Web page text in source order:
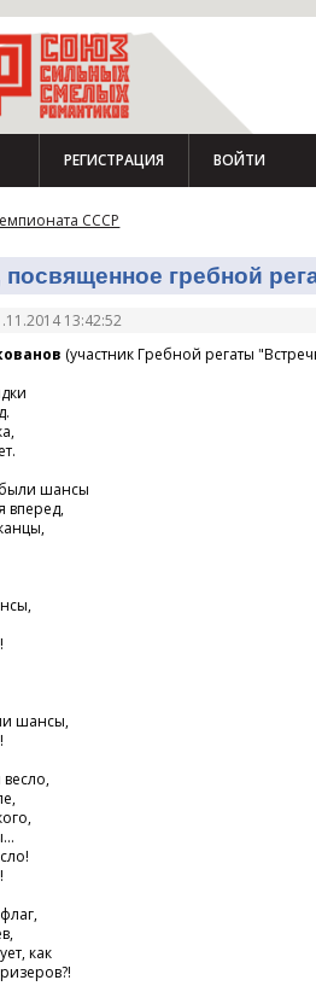
РЕГИСТРАЦИЯ ВОЙТИ
СССР
гребной
13:42:52
(участник Гребной регаты
шансы
вперед,
шансы,
как